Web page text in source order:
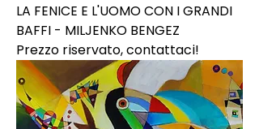
LA FENICE E L'UOMO CON I GRANDI
BAFFI - MILJENKO BENGEZ
Prezzo riservato, contattaci!